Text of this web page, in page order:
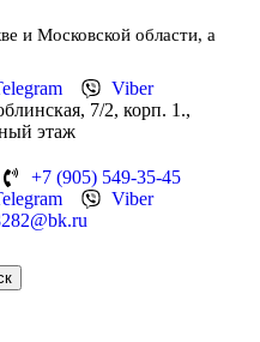
и Московской области, а
Viber
7/2, корп. 1.,
этаж
+7 (905) 549-35-45
Viber